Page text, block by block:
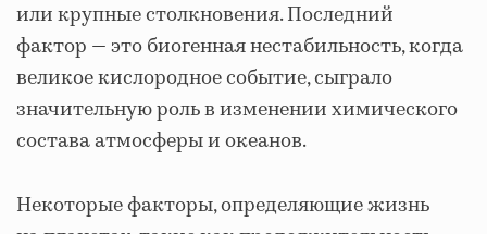
или крупные столкновения. Последний
фактор — это биогенная нестабильность, когда
великое кислородное событие, сыграло
значительную роль в изменении химического
состава атмосферы и океанов.
Некоторые факторы, определяющие жизнь